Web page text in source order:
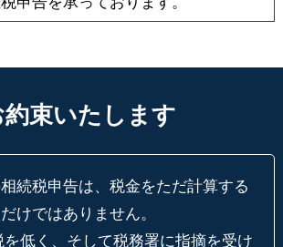
約束いたします
続税申告は、税金をただ計算する
だけではありません。
を低く、そして税務署に指摘を受け